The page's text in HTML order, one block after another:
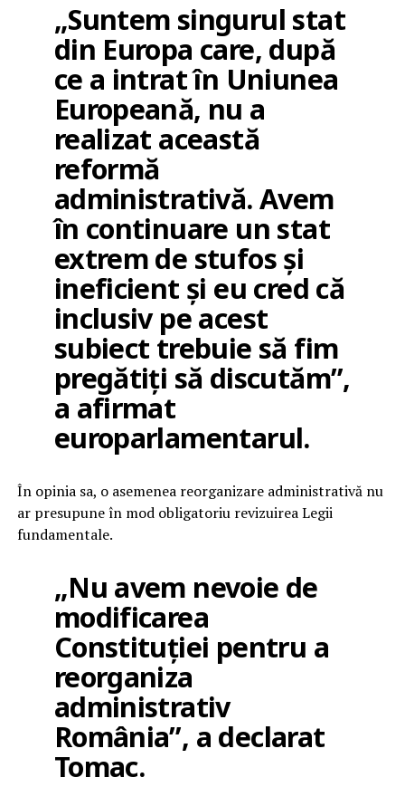
„Suntem singurul stat
din Europa care, după
ce a intrat în Uniunea
Europeană, nu a
realizat această
reformă
administrativă. Avem
în continuare un stat
extrem de stufos și
ineficient și eu cred că
inclusiv pe acest
subiect trebuie să fim
pregătiți să discutăm”,
a afirmat
europarlamentarul.
În opinia sa, o asemenea reorganizare administrativă nu
ar presupune în mod obligatoriu revizuirea Legii
fundamentale.
„Nu avem nevoie de
modificarea
Constituției pentru a
reorganiza
administrativ
România”, a declarat
Tomac.